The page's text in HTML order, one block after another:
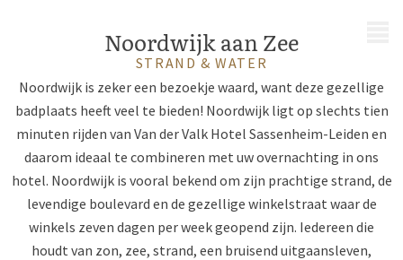
Noordwijk aan Zee
STRAND & WATER
Noordwijk is zeker een bezoekje waard, want deze gezellige
badplaats heeft veel te bieden! Noordwijk ligt op slechts tien
minuten rijden van Van der Valk Hotel Sassenheim-Leiden en
daarom ideaal te combineren met uw overnachting in ons
hotel. Noordwijk is vooral bekend om zijn prachtige strand, de
levendige boulevard en de gezellige winkelstraat waar de
winkels zeven dagen per week geopend zijn. Iedereen die
houdt van zon, zee, strand, een bruisend uitgaansleven,